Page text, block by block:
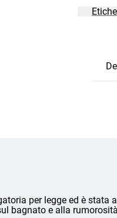
per legge ed è
bagnato e alla